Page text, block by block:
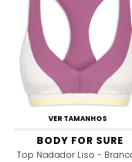
VER TAMANHOS
BODY FOR SURE
Top Nadador Liso -